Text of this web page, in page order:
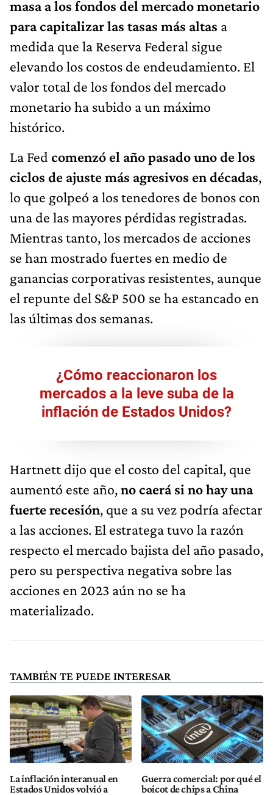
masa a los fondos del mercado monetario
para capitalizar las tasas más altas a
medida que la Reserva Federal sigue
elevando los costos de endeudamiento. El
valor total de los fondos del mercado
monetario ha subido a un máximo
histórico.
La Fed comenzó el año pasado uno de los
ciclos de ajuste más agresivos en décadas,
lo que golpeó a los tenedores de bonos con
una de las mayores pérdidas registradas.
Mientras tanto, los mercados de acciones
se han mostrado fuertes en medio de
ganancias corporativas resistentes, aunque
el repunte del S&P 500 se ha estancado en
las últimas dos semanas.
¿Cómo reaccionaron los
mercados a la leve suba de la
inflación de Estados Unidos?
Hartnett dijo que el costo del capital, que
aumentó este año,no caerá si no hay una
fuerte recesión, que a su vez podría afectar
a las acciones. El estratega tuvo la razón
respecto el mercado bajista del año pasado,
pero su perspectiva negativa sobre las
acciones en 2023 aún no se ha
materializado.
TAMBIÉN TE PUEDE INTERESAR
La inflación interanual en
Estados Unidos volvió a
Guerra comercial: por qué el
boicot de chips a China